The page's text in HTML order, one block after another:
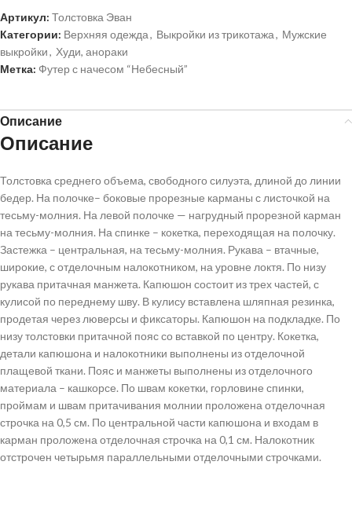
Артикул: Толстовка Эван
Категории: Верхняя одежда, Выкройки из трикотажа, Мужские
выкройки, Худи, анораки
Метка: Футер с начесом “Небесный”
Описание
Описание
Толстовка среднего объема, свободного силуэта, длиной до линии
бедер. На полочке– боковые прорезные карманы с листочкой на
тесьму-молния. На левой полочке — нагрудный прорезной карман
на тесьму-молния. На спинке – кокетка, переходящая на полочку.
Застежка – центральная, на тесьму-молния. Рукава – втачные,
широкие, с отделочным налокотником, на уровне локтя. По низу
рукава притачная манжета. Капюшон состоит из трех частей, с
кулисой по переднему шву. В кулису вставлена шляпная резинка,
продетая через люверсы и фиксаторы. Капюшон на подкладке. По
низу толстовки притачной пояс со вставкой по центру. Кокетка,
детали капюшона и налокотники выполнены из отделочной
плащевой ткани. Пояс и манжеты выполнены из отделочного
материала – кашкорсе. По швам кокетки, горловине спинки,
проймам и швам притачивания молнии проложена отделочная
строчка на 0,5 см. По центральной части капюшона и входам в
карман проложена отделочная строчка на 0,1 см. Налокотник
отстрочен четырьмя параллельными отделочными строчками.